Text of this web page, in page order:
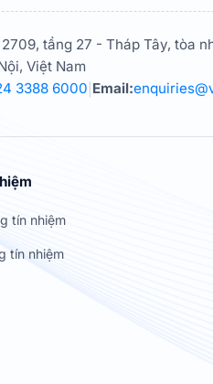
tầng 27 - Tháp Tây, tòa
Việt Nam
3388 6000 Email:
tín nhiệm
tín nhiệm